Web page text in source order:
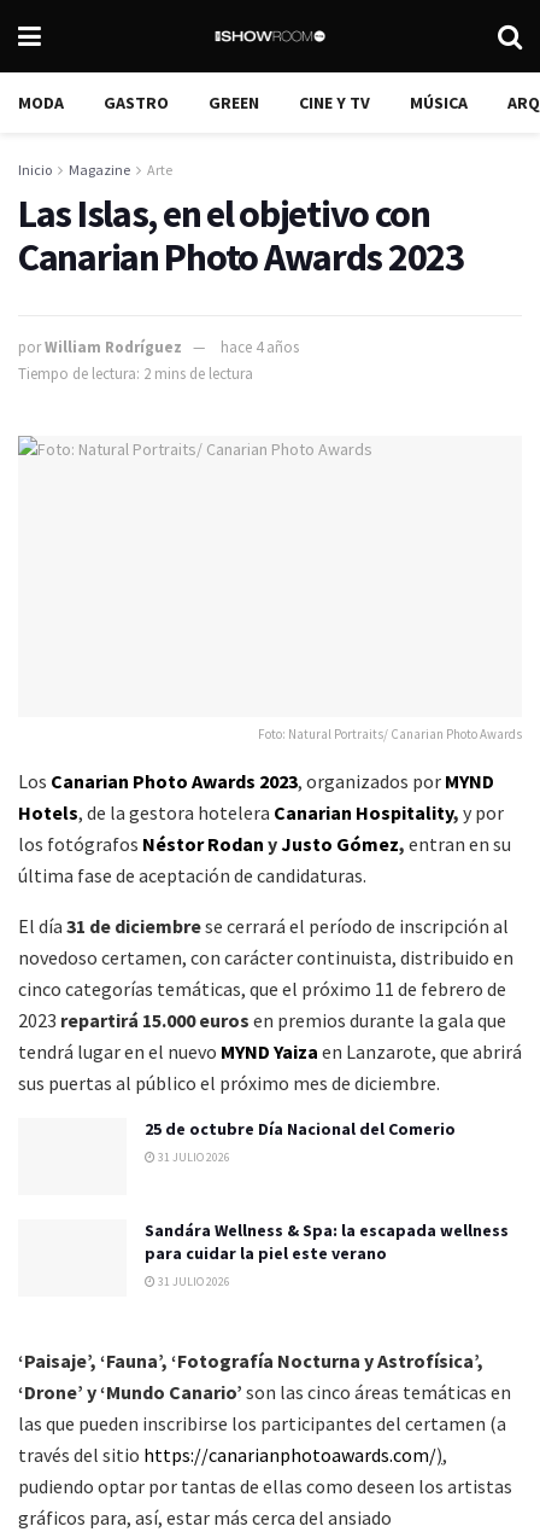
MODA GASTRO GREEN CINE Y TV MÚSICA
Inicio Magazine Arte
Las Islas, en el objetivo con
Canarian Photo Awards 2023
porWilliam Rodríguez
hace 4 años
Tiempo de lectura: 2 mins de lectura
Foto: Natural Portraits/ Canarian Photo Awards
Los Canarian Photo Awards 2023, organizados por MYND
Hotels, de la gestora hotelera Canarian Hospitality, y por
los fotógrafos Néstor Rodan yJusto Gómez, entran en su
última fase de aceptación de candidaturas.
El día 31 de diciembrese cerrará el período de inscripción al
novedoso certamen, con carácter continuista, distribuido en
cinco categorías temáticas, que el próximo 11 de febrero de
2023 repartirá 15.000 euros en premios durante la gala que
tendrá lugar en el nuevo MYND Yaiza en Lanzarote, que abrirá
sus puertas al público el próximo mes de diciembre.
25 de octubre Día Nacional del Comerio
31 JULIO 2026
Sandára Wellness & Spa: la escapada wellness
para cuidar la piel este verano
31 JULIO 2026
‘Paisaje’, ‘Fauna’, ‘Fotografía Nocturna y Astrofísica’,
‘Drone’ y ‘Mundo Canario’ son las cinco áreas temáticas en
las que pueden inscribirse los participantes del certamen (a
través del sitio https://canarianphotoawards.com/),
pudiendo optar por tantas de ellas como deseen los artistas
gráficos para, así, estar más cerca del ansiado